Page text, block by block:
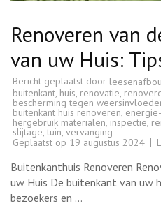
Renoveren van
van uw Huis:
Bericht geplaatst door
buitenkant, huis, renovatie,
bescherming tegen
buitenkant huis renoveren,
hergebruik materialen, inspectie,
slijtage,tuin, vervanging
Geplaatst op 19 augustus 2024
Buitenkanthuis Renoveren
uw Huis De buitenkant van uw
bezoekers en …